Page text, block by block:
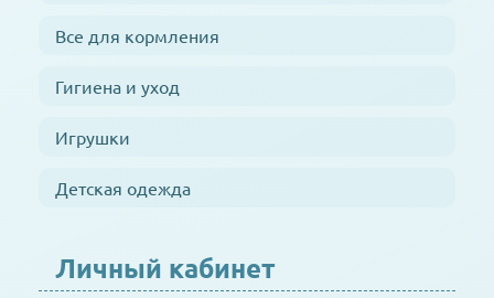
Все для кормления
Гигиена и уход
Игрушки
Детская одежда
Личный кабинет